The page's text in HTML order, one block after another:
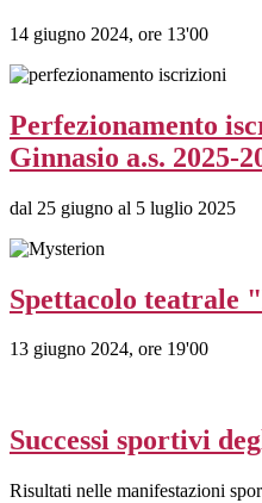
14 giugno 2024, ore 13'00
Perfezionamento
Ginnasio a.s. 2025-
dal 25 giugno al 5 luglio 2025
Spettacolo teatrale
13 giugno 2024, ore 19'00
Successi sportivi
Risultati nelle manifestazioni